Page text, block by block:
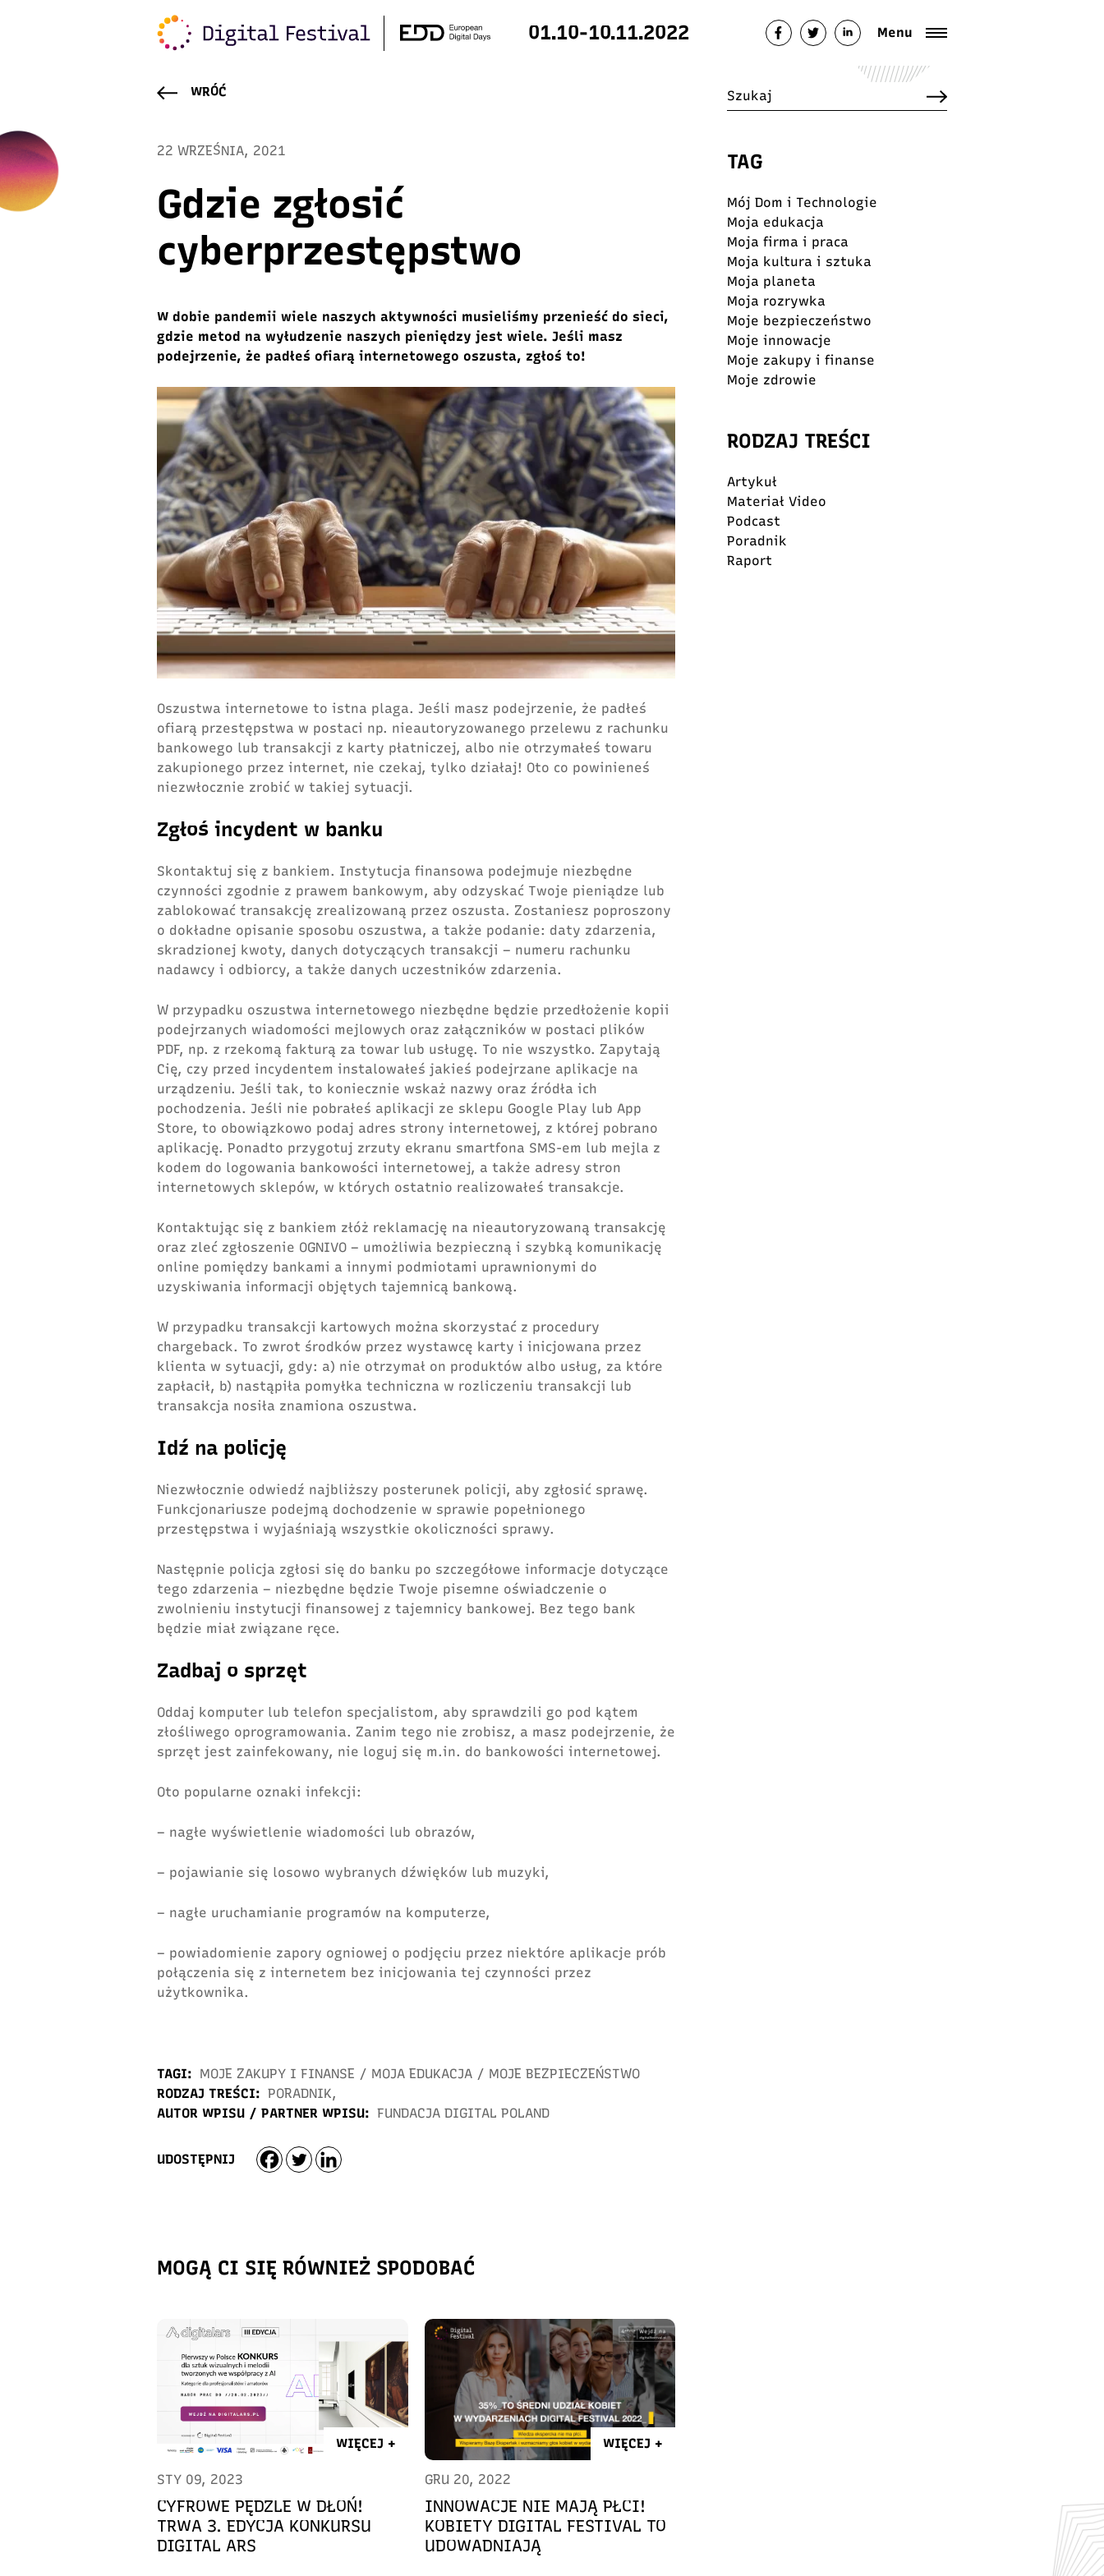
01.10-10.11.2022 Menu
WRÓĆ
22 WRZEŚNIA, 2021
Gdzie zgłosić
cyberprzestępstwo
W dobie pandemii wiele naszych aktywności musieliśmy przenieść do sieci,
gdzie metod na wyłudzenie naszych pieniędzy jest wiele. Jeśli masz
podejrzenie, że padłeś ofiarą internetowego oszusta, zgłoś to!
Oszustwa internetowe to istna plaga. Jeśli masz podejrzenie, że padłeś
ofiarą przestępstwa w postaci np. nieautoryzowanego przelewu z rachunku
bankowego lub transakcji z karty płatniczej, albo nie otrzymałeś towaru
zakupionego przez internet, nie czekaj, tylko działaj! Oto co powinieneś
niezwłocznie zrobić w takiej sytuacji.
Zgłoś incydent w banku
Skontaktuj się z bankiem. Instytucja finansowa podejmuje niezbędne
czynności zgodnie z prawem bankowym, aby odzyskać Twoje pieniądze lub
zablokować transakcję zrealizowaną przez oszusta. Zostaniesz poproszony
o dokładne opisanie sposobu oszustwa, a także podanie: daty zdarzenia,
skradzionej kwoty, danych dotyczących transakcji – numeru rachunku
nadawcy i odbiorcy, a także danych uczestników zdarzenia.
W przypadku oszustwa internetowego niezbędne będzie przedłożenie kopii
podejrzanych wiadomości mejlowych oraz załączników w postaci plików
PDF, np. z rzekomą fakturą za towar lub usługę. To nie wszystko. Zapytają
Cię, czy przed incydentem instalowałeś jakieś podejrzane aplikacje na
urządzeniu. Jeśli tak, to koniecznie wskaż nazwy oraz źródła ich
pochodzenia. Jeśli nie pobrałeś aplikacji ze sklepu Google Play lub App
Store, to obowiązkowo podaj adres strony internetowej, z której pobrano
aplikację. Ponadto przygotuj zrzuty ekranu smartfona SMS-em lub mejla z
kodem do logowania bankowości internetowej, a także adresy stron
internetowych sklepów, w których ostatnio realizowałeś transakcje.
Kontaktując się z bankiem złóż reklamację na nieautoryzowaną transakcję
oraz zleć zgłoszenie OGNIVO – umożliwia bezpieczną i szybką komunikację
online pomiędzy bankami a innymi podmiotami uprawnionymi do
uzyskiwania informacji objętych tajemnicą bankową.
W przypadku transakcji kartowych można skorzystać z procedury
chargeback. To zwrot środków przez wystawcę karty i inicjowana przez
klienta w sytuacji, gdy: a) nie otrzymał on produktów albo usług, za które
zapłacił, b) nastąpiła pomyłka techniczna w rozliczeniu transakcji lub
transakcja nosiła znamiona oszustwa.
Idź na policję
Niezwłocznie odwiedź najbliższy posterunek policji, aby zgłosić sprawę.
Funkcjonariusze podejmą dochodzenie w sprawie popełnionego
przestępstwa i wyjaśniają wszystkie okoliczności sprawy.
Następnie policja zgłosi się do banku po szczegółowe informacje dotyczące
tego zdarzenia – niezbędne będzie Twoje pisemne oświadczenie o
zwolnieniu instytucji finansowej z tajemnicy bankowej. Bez tego bank
będzie miał związane ręce.
Zadbaj o sprzęt
Oddaj komputer lub telefon specjalistom, aby sprawdzili go pod kątem
złośliwego oprogramowania. Zanim tego nie zrobisz, a masz podejrzenie, że
sprzęt jest zainfekowany, nie loguj się m.in. do bankowości internetowej.
Oto popularne oznaki infekcji:
– nagłe wyświetlenie wiadomości lub obrazów,
– pojawianie się losowo wybranych dźwięków lub muzyki,
– nagłe uruchamianie programów na komputerze,
– powiadomienie zapory ogniowej o podjęciu przez niektóre aplikacje prób
połączenia się z internetem bez inicjowania tej czynności przez
użytkownika.
TAGI: MOJE ZAKUPY I FINANSE / MOJA EDUKACJA / MOJE BEZPIECZEŃSTWO
RODZAJ TREŚCI: PORADNIK,
AUTOR WPISU / PARTNER WPISU: FUNDACJA DIGITAL POLAND
UDOSTĘPNIJ
MOGĄ CI SIĘ RÓWNIEŻ SPODOBAĆ
WIĘCEJ +
STY 09, 2023
CYFROWE PĘDZLE W DŁOŃ!
TRWA 3. EDYCJA KONKURSU
DIGITAL ARS
WIĘCEJ +
GRU 20, 2022
INNOWACJE NIE MAJĄ PŁCI!
KOBIETY DIGITAL FESTIVAL TO
UDOWADNIAJĄ
TAG
Mój Dom i Technologie
Moja edukacja
Moja firma i praca
Moja kultura i sztuka
Moja planeta
Moja rozrywka
Moje bezpieczeństwo
Moje innowacje
Moje zakupy i finanse
Moje zdrowie
RODZAJ TREŚCI
Artykuł
Materiał Video
Podcast
Poradnik
Raport